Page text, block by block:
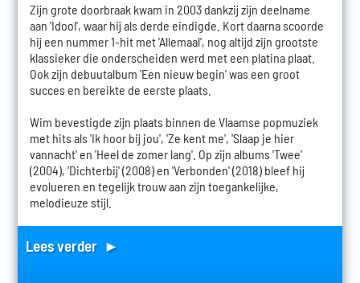
Zijn grote doorbraak kwam in 2003 dankzij zijn deelname
aan 'Idool', waar hij als derde eindigde. Kort daarna scoorde
hij een nummer 1-hit met 'Allemaal', nog altijd zijn grootste
klassieker die onderscheiden werd met een platina plaat.
Ook zijn debuutalbum 'Een nieuw begin' was een groot
succes en bereikte de eerste plaats.
Wim bevestigde zijn plaats binnen de Vlaamse popmuziek
met hits als 'Ik hoor bij jou', 'Ze kent me', 'Slaap je hier
vannacht' en 'Heel de zomer lang'. Op zijn albums 'Twee'
(2004), 'Dichterbij' (2008) en 'Verbonden' (2018) bleef hij
evolueren en tegelijk trouw aan zijn toegankelijke,
melodieuze stijl.
Lees verder ►